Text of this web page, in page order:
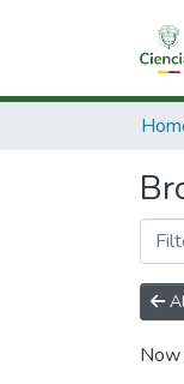
Now